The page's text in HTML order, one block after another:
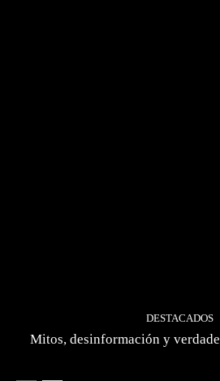
DESTACADOS
Mitos, desinformación y